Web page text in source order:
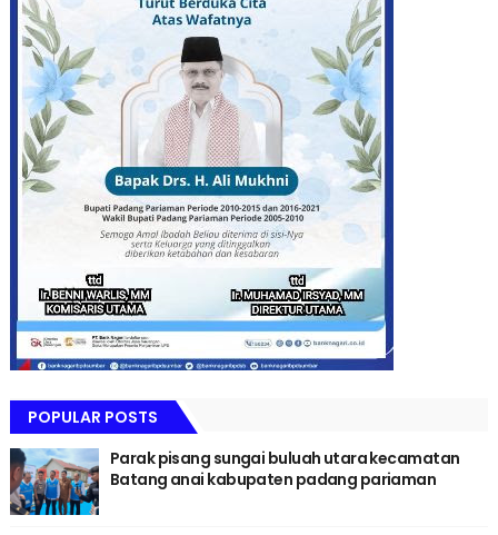
POPULAR POSTS
Parak pisang sungai buluah utara kecamatan
Batang anai kabupaten padang pariaman